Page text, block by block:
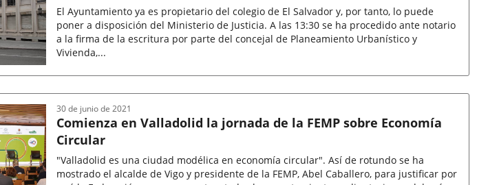
El Ayuntamiento ya es propietario del colegio de El Salvador y, por tanto, lo puede
poner a disposición del Ministerio de Justicia. A las 13:30 se ha procedido ante notario
a la firma de la escritura por parte del concejal de Planeamiento Urbanístico y
Vivienda,...
Comienza en Valladolid la jornada de la FEMP sobre Economía
Circular
"Valladolid es una ciudad modélica en economía circular". Así de rotundo se ha
mostrado el alcalde de Vigo y presidente de la FEMP, Abel Caballero, para justificar por
30 de junio de 2021